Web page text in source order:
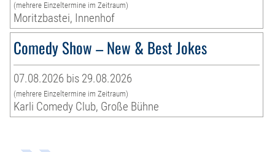
(mehrere Einzeltermine im Zeitraum)
Moritzbastei, Innenhof
Comedy Show – New & Best Jokes
07.08.2026 bis 29.08.2026
(mehrere Einzeltermine im Zeitraum)
Karli Comedy Club, Große Bühne